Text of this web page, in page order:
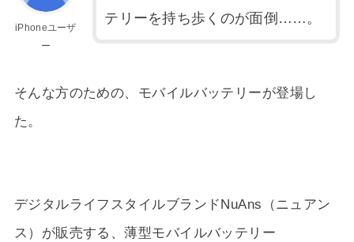
iPhoneユーザ
ー
テリーを持ち歩くのが面倒……。
そんな方のための、モバイルバッテリーが登場し
た。
デジタルライフスタイルブランドNuAns（ニュアン
ス）が販売する、薄型モバイルバッテリー